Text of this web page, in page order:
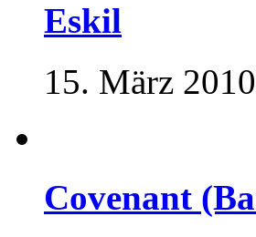
Eskil
15. März
Covenant